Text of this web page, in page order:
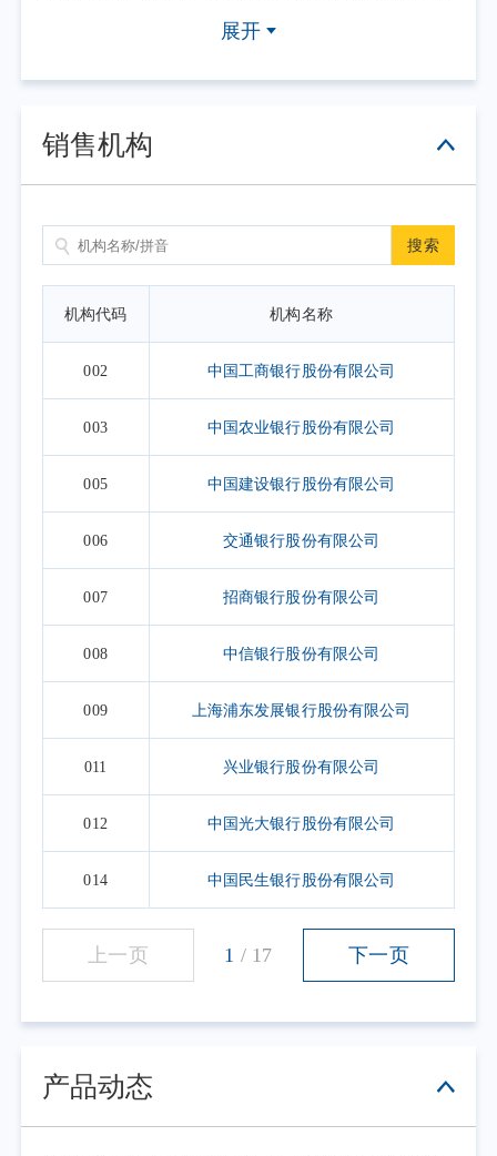
因其他原因暂停申/赎等业务或有其他交易状态限制的，可点
2. 上表默认展示一个自然月的开放日安排，如需要查询本基
间区间。
展开
销售机构
搜索
机构代码 机构名称
002 中国工商银行股份有限公司
003 中国农业银行股份有限公司
005 中国建设银行股份有限公司
006 交通银行股份有限公司
007 招商银行股份有限公司
008 中信银行股份有限公司
009 上海浦东发展银行股份有限公司
011 兴业银行股份有限公司
012 中国光大银行股份有限公司
014 中国民生银行股份有限公司
上一页 1 / 17 下一页
产品动态